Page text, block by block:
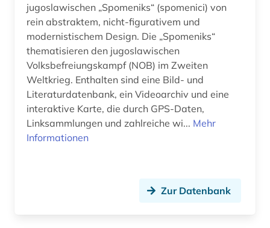
jugoslawischen „Spomeniks“ (spomenici) von
rein abstraktem, nicht-figurativem und
modernistischem Design. Die „Spomeniks“
thematisieren den jugoslawischen
Volksbefreiungskampf (NOB) im Zweiten
Weltkrieg. Enthalten sind eine Bild- und
Literaturdatenbank, ein Videoarchiv und eine
interaktive Karte, die durch GPS-Daten,
Linksammlungen und zahlreiche wi... Mehr
Informationen
Zur Datenbank